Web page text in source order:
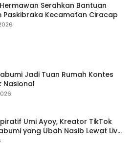
Serahkan Bantuan
Paskibraka Kecamatan Ciracap
Jadi Tuan Rumah Kontes
Nasional
Umi Ayoy, Kreator TikTok
yang Ubah Nasib Lewat Live